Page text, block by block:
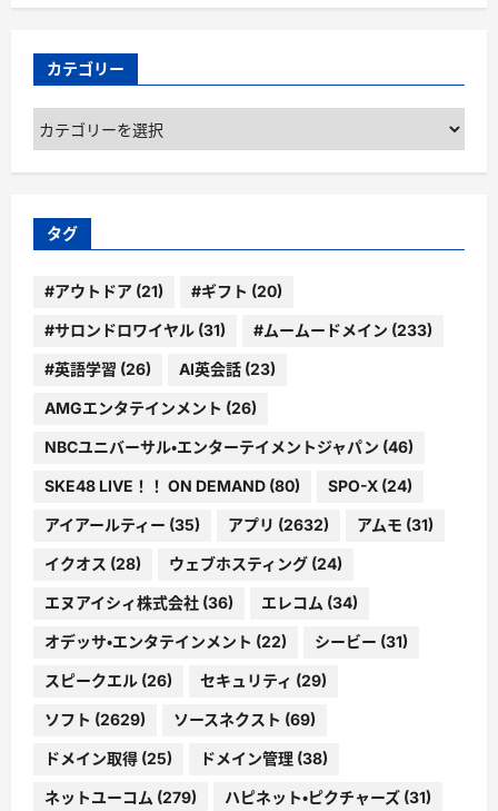
カテゴリー
カ
ゴ
ー
タグ
#アウトドア (21) #ギフト (20)
#サロンドロワイヤル (31) #ムームードメイン (233)
#英語学習 (26) AI英会話 (23)
AMGエンタテインメント (26)
NBCユニバーサル・エンターテイメントジャパン (46)
SKE48 LIVE！！ ON DEMAND (80) SPO-X (24)
アイアールティー (35) アプリ (2632) アムモ (31)
イクオス (28) ウェブホスティング (24)
エヌアイシィ株式会社 (36) エレコム (34)
オデッサ・エンタテインメント (22) シービー (31)
スピークエル (26) セキュリティ (29)
ソフト (2629) ソースネクスト (69)
ドメイン取得 (25) ドメイン管理 (38)
ネットユーコム (279) ハピネット・ピクチャーズ (31)